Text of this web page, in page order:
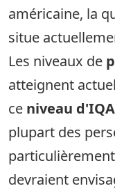
américaine, la
situe
Les niveaux de
atteignent
ce niveau d'IQA
plupart des
devraient